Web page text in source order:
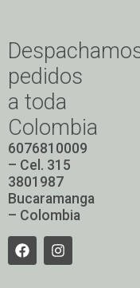
pedidos
a toda
Colombia
6076810009
– Cel. 315
3801987
Bucaramanga
– Colombia